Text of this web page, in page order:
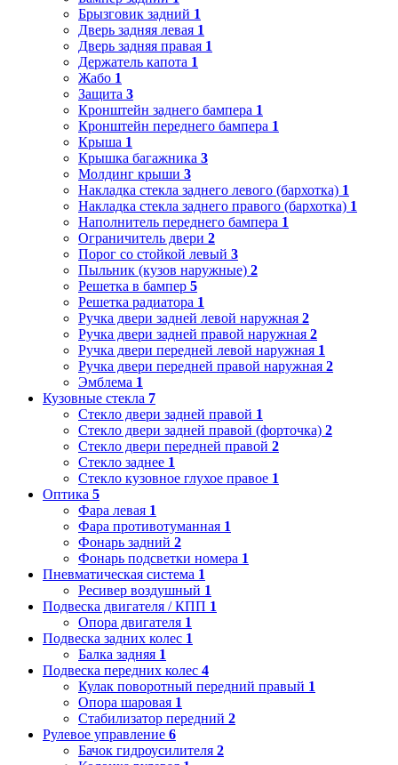
Брызговик задний 1
Дверь задняя левая 1
Дверь задняя правая 1
Держатель капота 1
Жабо 1
Защита 3
Кронштейн заднего бампера 1
Кронштейн переднего бампера 1
Крыша 1
Крышка багажника 3
Молдинг крыши 3
Накладка стекла заднего левого (бархотка) 1
Накладка стекла заднего правого (бархотка) 1
Наполнитель переднего бампера 1
Ограничитель двери 2
Порог со стойкой левый 3
Пыльник (кузов наружные) 2
Решетка в бампер 5
Решетка радиатора 1
Ручка двери задней левой наружная 2
Ручка двери задней правой наружная 2
Ручка двери передней левой наружная 1
Ручка двери передней правой наружная 2
Эмблема 1
Кузовные стекла 7
Стекло двери задней правой 1
Стекло двери задней правой (форточка) 2
Стекло двери передней правой 2
Стекло заднее 1
Стекло кузовное глухое правое 1
Оптика 5
Фара левая 1
Фара противотуманная 1
Фонарь задний 2
Фонарь подсветки номера 1
Пневматическая система 1
Ресивер воздушный 1
Подвеска двигателя / КПП 1
Опора двигателя 1
Подвеска задних колес 1
Балка задняя 1
Подвеска передних колес 4
Кулак поворотный передний правый 1
Опора шаровая 1
Стабилизатор передний 2
Рулевое управление 6
Бачок гидроусилителя 2